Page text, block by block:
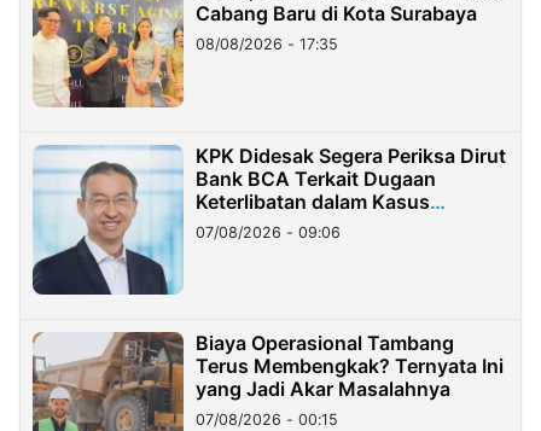
Cabang Baru di Kota Surabaya
08/08/2026 - 17:35
KPK Didesak Segera Periksa Dirut
Bank BCA Terkait Dugaan
Keterlibatan dalam Kasus
Hilangnya Dana Nasabah Rp2,58
Miliar
07/08/2026 - 09:06
Biaya Operasional Tambang
Terus Membengkak? Ternyata Ini
yang Jadi Akar Masalahnya
07/08/2026 - 00:15